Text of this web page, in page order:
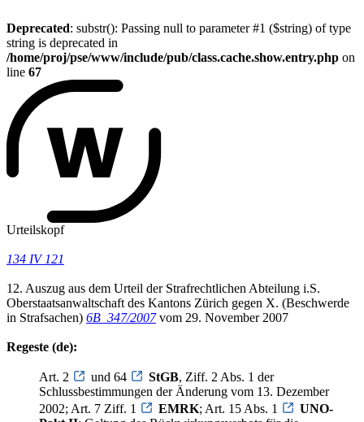
Deprecated: substr(): Passing null to parameter #1 ($string) of type
string is deprecated in
/home/proj/pse/www/include/pub/class.cache.show.entry.php on
line 67
Urteilskopf
134 IV 121
12. Auszug aus dem Urteil der Strafrechtlichen Abteilung i.S.
Oberstaatsanwaltschaft des Kantons Zürich gegen X. (Beschwerde
in Strafsachen) 6B_347/2007vom 29. November 2007
Regeste (de):
Art. 2 und 64 StGB, Ziff. 2 Abs. 1 der
Schlussbestimmungen der Änderung vom 13. Dezember
2002; Art. 7 Ziff. 1
EMRK; Art. 15 Abs. 1
UNO-